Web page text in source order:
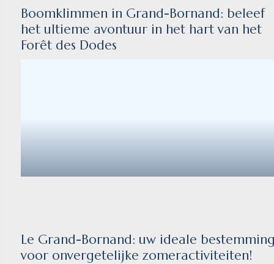
Boomklimmen in Grand-Bornand: beleef
het ultieme avontuur in het hart van het
Forêt des Dodes
Le Grand-Bornand: uw ideale
voor onvergetelijke zomeractiviteiten!